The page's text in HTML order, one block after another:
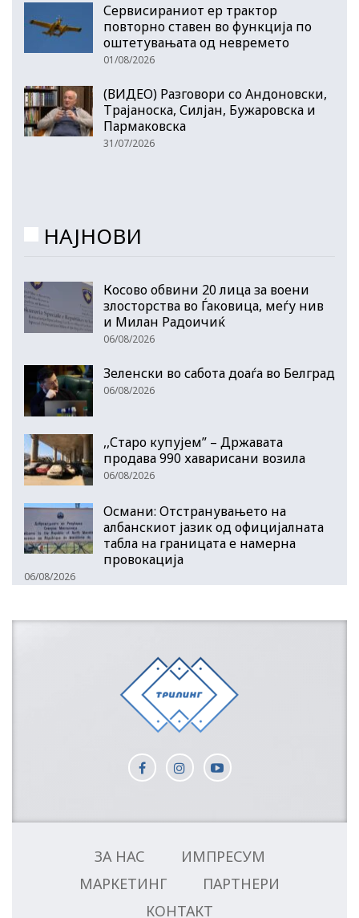
Сервисираниот ер трактор
повторно ставен во функција по
оштетувањата од невремето
01/08/2026
(ВИДЕО) Разговори со Андоновски,
Трајаноска, Силјан, Бужаровска и
Пармаковска
31/07/2026
НАЈНОВИ
Косово обвини 20 лица за воени
злосторства во Ѓаковица, меѓу нив
и Милан Радоичиќ
06/08/2026
Зеленски во сабота доаѓа во Белград
06/08/2026
,,Старо купујем” – Државата
продава 990 хаварисани возила
06/08/2026
Османи: Отстранувањето на
албанскиот јазик од официјалната
табла на границата е намерна
провокација
06/08/2026
ЗА НАС
ИМПРЕСУМ
МАРКЕТИНГ
ПАРТНЕРИ
КОНТАКТ